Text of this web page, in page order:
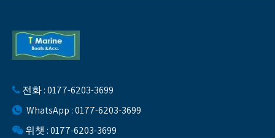
 전화 : 0177-6203-3699
 WhatsApp : 0177-6203-3699
 위챗 : 0177-6203-3699